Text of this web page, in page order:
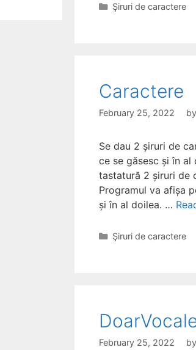
Categories
Şiruri de caractere
Caractere
February 25, 2022 by
Se dau 2 șiruri de
ce se găsesc și în
tastatură 2 șiruri de
Programul va afișa
și în al doilea. …
Categories
Şiruri de caractere
February 25, 2022 by